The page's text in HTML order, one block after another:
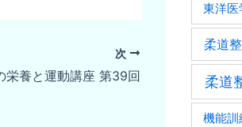
次
栄養と運動講座 第39回
東洋医
柔道
柔道
機能訓